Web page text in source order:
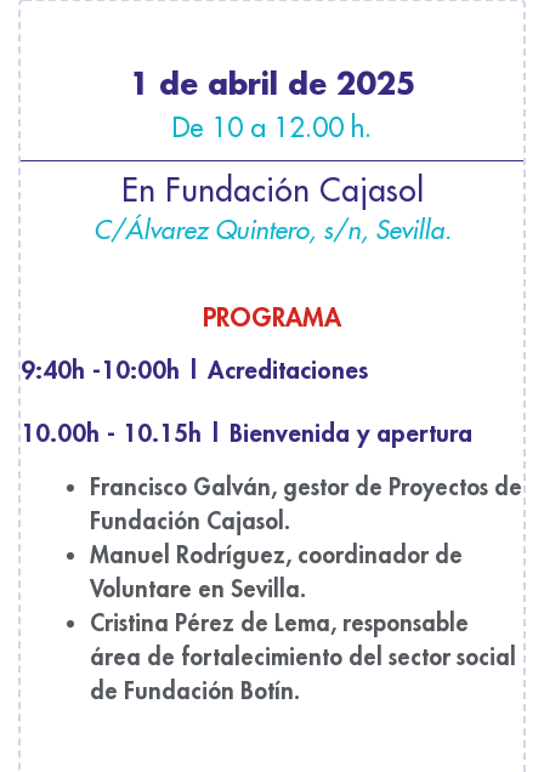
1 de abril de 2025
De 10 a 12.00 h.
En Fundación Cajasol
C/Álvarez Quintero, s/n, Sevilla.
PROGRAMA
9:40h -10:00h | Acreditaciones
10.00h - 10.15h | Bienvenida y apertura
Francisco Galván, gestor de Proyectos de
Fundación Cajasol.
Manuel Rodríguez, coordinador de
Voluntare en Sevilla.
Cristina Pérez de Lema, responsable
área de fortalecimiento del sector social
de Fundación Botín.